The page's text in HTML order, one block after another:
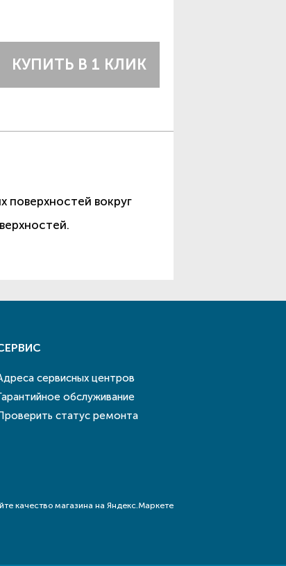
КУПИТЬ В 1 КЛИК
поверхностей вокруг
сервисных центров
обслуживание
статус ремонта